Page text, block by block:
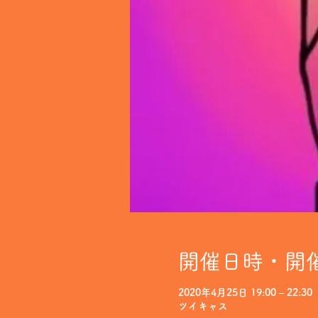
開催日時・開
2020年4月25日 19:00 – 22:30
ツイキャス